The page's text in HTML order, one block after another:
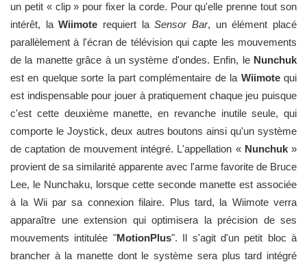
un petit « clip » pour fixer la corde. Pour qu'elle prenne tout son
intérêt, laWiimote requiert laSensor Bar, un élément placé
parallèlement à l'écran de télévision qui capte les mouvements
de la manette grâce à un système d'ondes. Enfin, le Nunchuk
est en quelque sorte la part complémentaire de la Wiimotequi
est indispensable pour jouer à pratiquement chaque jeu puisque
c'est cette deuxième manette, en revanche inutile seule, qui
comporte le Joystick, deux autres boutons ainsi qu'un système
de captation de mouvement intégré. L'appellation « Nunchuk»
provient de sa similarité apparente avec l'arme favorite de Bruce
Lee, le Nunchaku, lorsque cette seconde manette est associée
à la Wii par sa connexion filaire. Plus tard, la Wiimote verra
apparaître une extension qui optimisera la précision de ses
mouvements intitulée "MotionPlus". Il s'agit d'un petit bloc à
brancher à la manette dont le système sera plus tard intégré